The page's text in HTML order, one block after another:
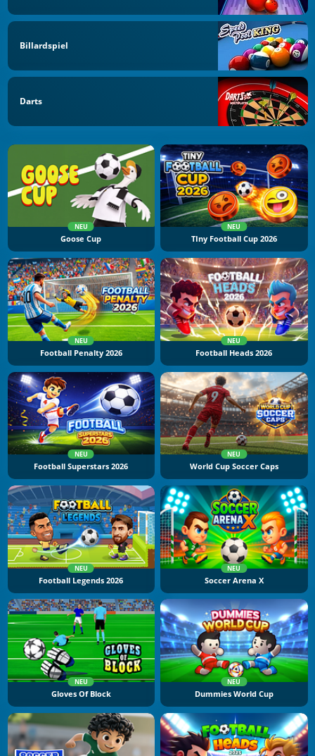
Billardspiel
Darts
NEU
Goose Cup
NEU
TIny Football Cup 2026
NEU
Football Penalty 2026
NEU
Football Heads 2026
NEU
Football Superstars 2026
NEU
World Cup Soccer Caps
NEU
Football Legends 2026
NEU
Soccer Arena X
NEU
Gloves Of Block
NEU
Dummies World Cup